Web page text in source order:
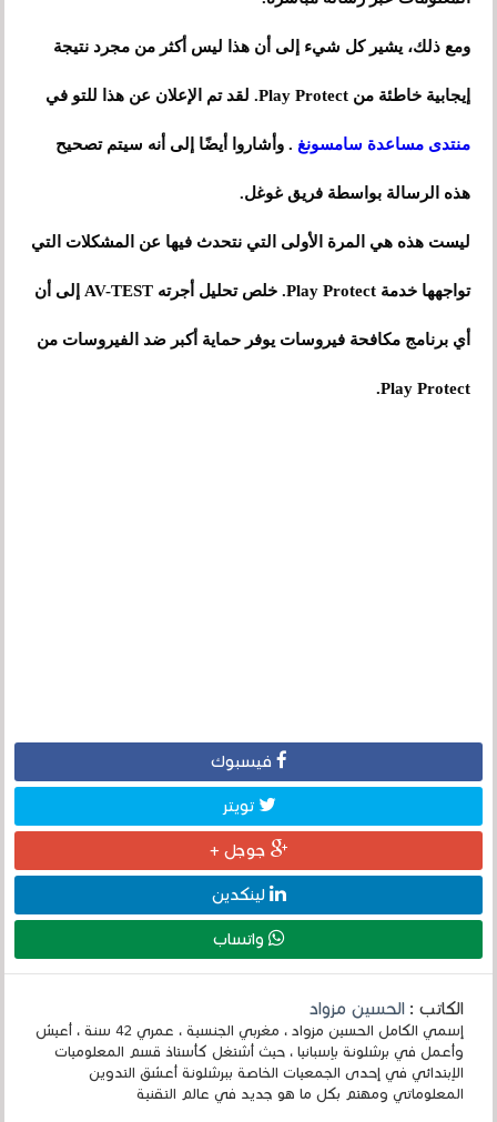
ومع ذلك، يشير كل شيء إلى أن هذا ليس أكثر من مجرد نتيجة
إيجابية خاطئة من Play Protect. لقد تم الإعلان عن هذا للتو في
منتدى مساعدة سامسونغ . وأشاروا أيضًا إلى أنه سيتم تصحيح
هذه الرسالة بواسطة فريق غوغل.
ليست هذه هي المرة الأولى التي نتحدث فيها عن المشكلات التي
تواجهها خدمة Play Protect. خلص تحليل أجرته AV-TEST إلى أن
أي برنامج مكافحة فيروسات يوفر حماية أكبر ضد الفيروسات من
Play Protect.
فيسبوك
تويتر
جوجل +
لينكدين
واتساب
الكاتب :الحسين مزواد
إسمي الكامل الحسين مزواد ، مغربي الجنسية ، عمري 42 سنة ، أعيش
وأعمل في برشلونة بإسبانيا ، حيث أشتغل كأستاذ قسم المعلوميات
الإبتدائي في إحدى الجمعيات الخاصة ببرشلونة أعشق التدوين
المعلوماتي ومهتم بكل ما هو جديد في عالم التقنية